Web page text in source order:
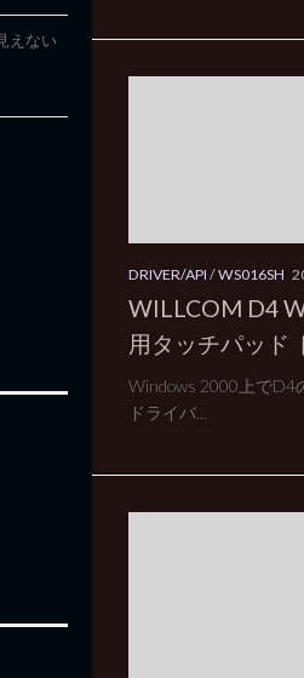
DRIVER/API /WS016SH
WILLCOM D4
用タッチパッド
Windows 2000上でD4
ドライバ...
えない